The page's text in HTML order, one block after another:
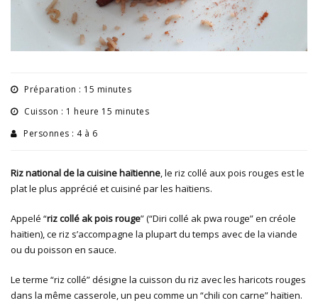
Préparation : 15 minutes
Cuisson : 1 heure 15 minutes
Personnes : 4 à 6
Riz national de la cuisine haïtienne, le riz collé aux pois rouges est le
plat le plus apprécié et cuisiné par les haïtiens.
Appelé “riz collé ak pois rouge” (“Diri collé ak pwa rouge” en créole
haïtien), ce riz s’accompagne la plupart du temps avec de la viande
ou du poisson en sauce.
Le terme “riz collé” désigne la cuisson du riz avec les haricots rouges
dans la même casserole, un peu comme un “chili con carne” haïtien.